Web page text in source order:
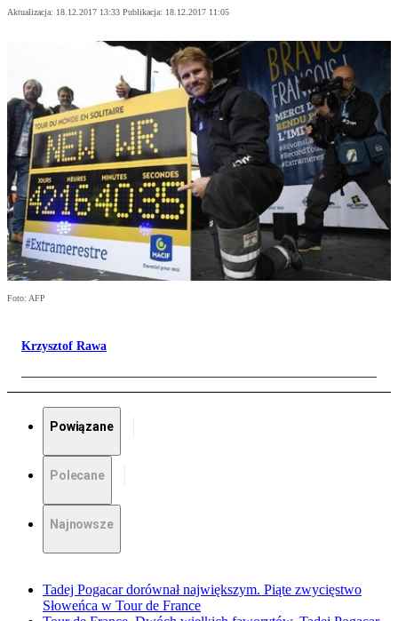
Aktualizacja: 18.12.2017 13:33 Publikacja: 18.12.2017 11:05
Foto: AFP
Krzysztof Rawa
Powiązane
Polecane
Najnowsze
Tadej Pogacar dorównał największym. Piąte zwycięstwo
Słoweńca w Tour de France